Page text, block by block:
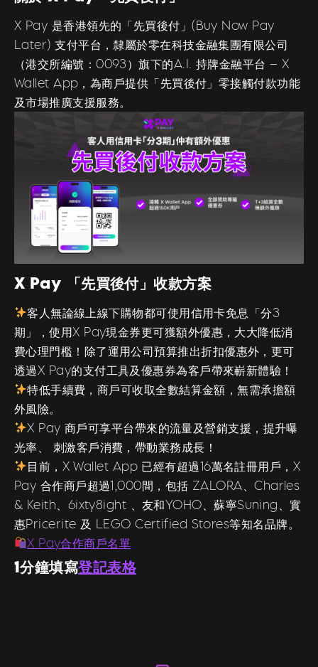
X Pay 是香港領先的「先買後付」(Buy Now Pay
Later) 支付平台，隸屬於零在科技金融集團有限公司
（港交所編號：0093）旗下的A.I. 持牌金融平台 – X
Wallet App，為商戶提供「先買後付」零接觸付款功能
及市場推廣支援服務。
X Pay 「先買後付」收款方案
客人無論線上線下購物都可使用信用卡免息「分3
期」，使用X Pay現金券更可獲額外優惠，大大降低消
費心理門檻！除了運用公司預算推出折扣優惠外，更可
透過X Pay的支付工具及優惠券為客戶帶來嶄新體驗！
特低手續費，商戶可收取全數結算金額，無需承擔額
外風險。
X Pay 商戶可享平台帶來的流量及營銷支援，提升曝
光率、 刺激客戶消費，帶動業務成長！
目前，X Wallet App 已經有超過16萬名註冊用戶，X
Pay 合作商戶超過1,000間，包括 ZALORA、Charles
& Keith、6ixty8ight 、友和YOHO、蘇寧Suning、實
惠Pricerite 及 LEGO Certified Stores等知名品牌。
X Pay合作商戶名單
1分鐘填寫登記表格